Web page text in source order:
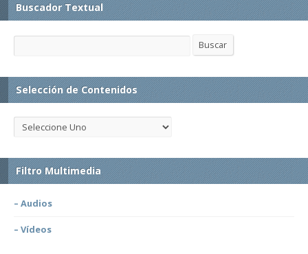
Buscador Textual
Buscar
Selección de Contenidos
Filtro Multimedia
– Audios
– Vídeos